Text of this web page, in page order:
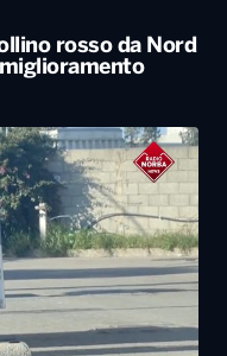
rosso da Nord